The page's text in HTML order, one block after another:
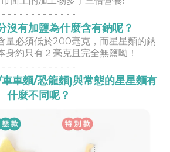
- - - - - - - - - - - - -
沒有加鹽為什麼含有鈉呢？
量必須低於200毫克，而星星麵的鈉
身約只有２毫克且完全無鹽呦！
- - - - - - - - - - - - -
車麵/恐龍麵)與常態的星星麵有
什麼不同呢？